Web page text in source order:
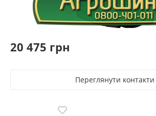
20 475 грн
Переглянути контакти